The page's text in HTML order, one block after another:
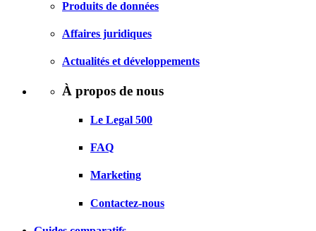
Produits de données
Affaires juridiques
Actualités et développements
À propos de nous
Le Legal 500
FAQ
Marketing
Contactez-nous